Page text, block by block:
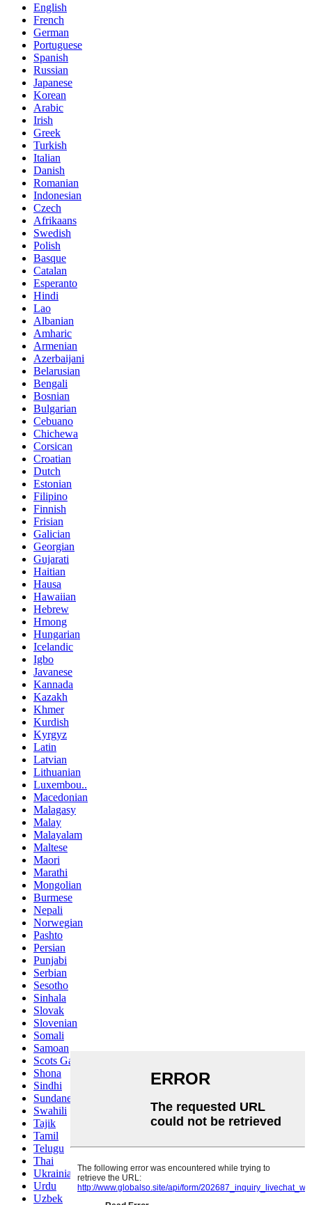
English
French
German
Portuguese
Spanish
Russian
Japanese
Korean
Arabic
Irish
Greek
Turkish
Italian
Danish
Romanian
Indonesian
Czech
Afrikaans
Swedish
Polish
Basque
Catalan
Esperanto
Hindi
Lao
Albanian
Amharic
Armenian
Azerbaijani
Belarusian
Bengali
Bosnian
Bulgarian
Cebuano
Chichewa
Corsican
Croatian
Dutch
Estonian
Filipino
Finnish
Frisian
Galician
Georgian
Gujarati
Haitian
Hausa
Hawaiian
Hebrew
Hmong
Hungarian
Icelandic
Igbo
Javanese
Kannada
Kazakh
Khmer
Kurdish
Kyrgyz
Latin
Latvian
Lithuanian
Luxembou..
Macedonian
Malagasy
Malay
Malayalam
Maltese
Maori
Marathi
Mongolian
Burmese
Nepali
Norwegian
Pashto
Persian
Punjabi
Serbian
Sesotho
Sinhala
Slovak
Slovenian
Somali
Samoan
Scots Gaelic
Shona
Sindhi
Sundanese
Swahili
Tajik
Tamil
Telugu
Thai
Ukrainian
Urdu
Uzbek